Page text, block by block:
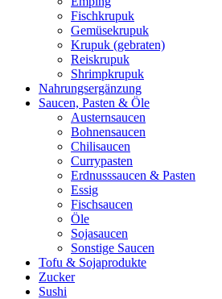
Fischkrupuk
Gemüsekrupuk
Krupuk (gebraten)
Reiskrupuk
Shrimpkrupuk
Nahrungsergänzung
Saucen, Pasten & Öle
Austernsaucen
Bohnensaucen
Chilisaucen
Currypasten
Erdnusssaucen & Pasten
Essig
Fischsaucen
Öle
Sojasaucen
Sonstige Saucen
Tofu & Sojaprodukte
Zucker
Sushi